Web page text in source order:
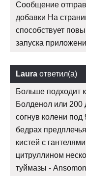
Сообщение
добавки На
способствует
запуска
Laura ответил(а)
Больше подходит
Болденол или 200
согнув колени под
бедрах
кистей с
цитруллином
туймазы -